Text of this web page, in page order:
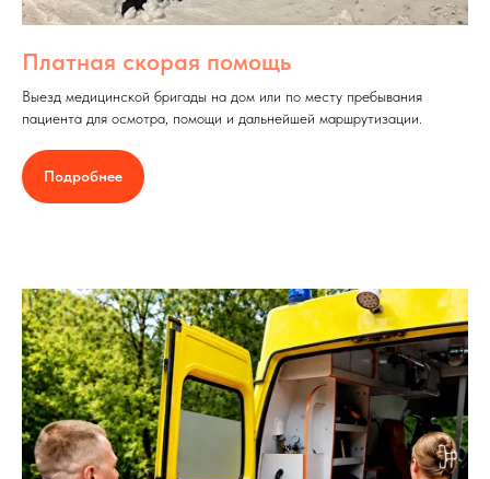
Платная скорая помощь
Выезд медицинской бригады на дом или по месту пребывания
пациента для осмотра, помощи и дальнейшей маршрутизации.
Подробнее